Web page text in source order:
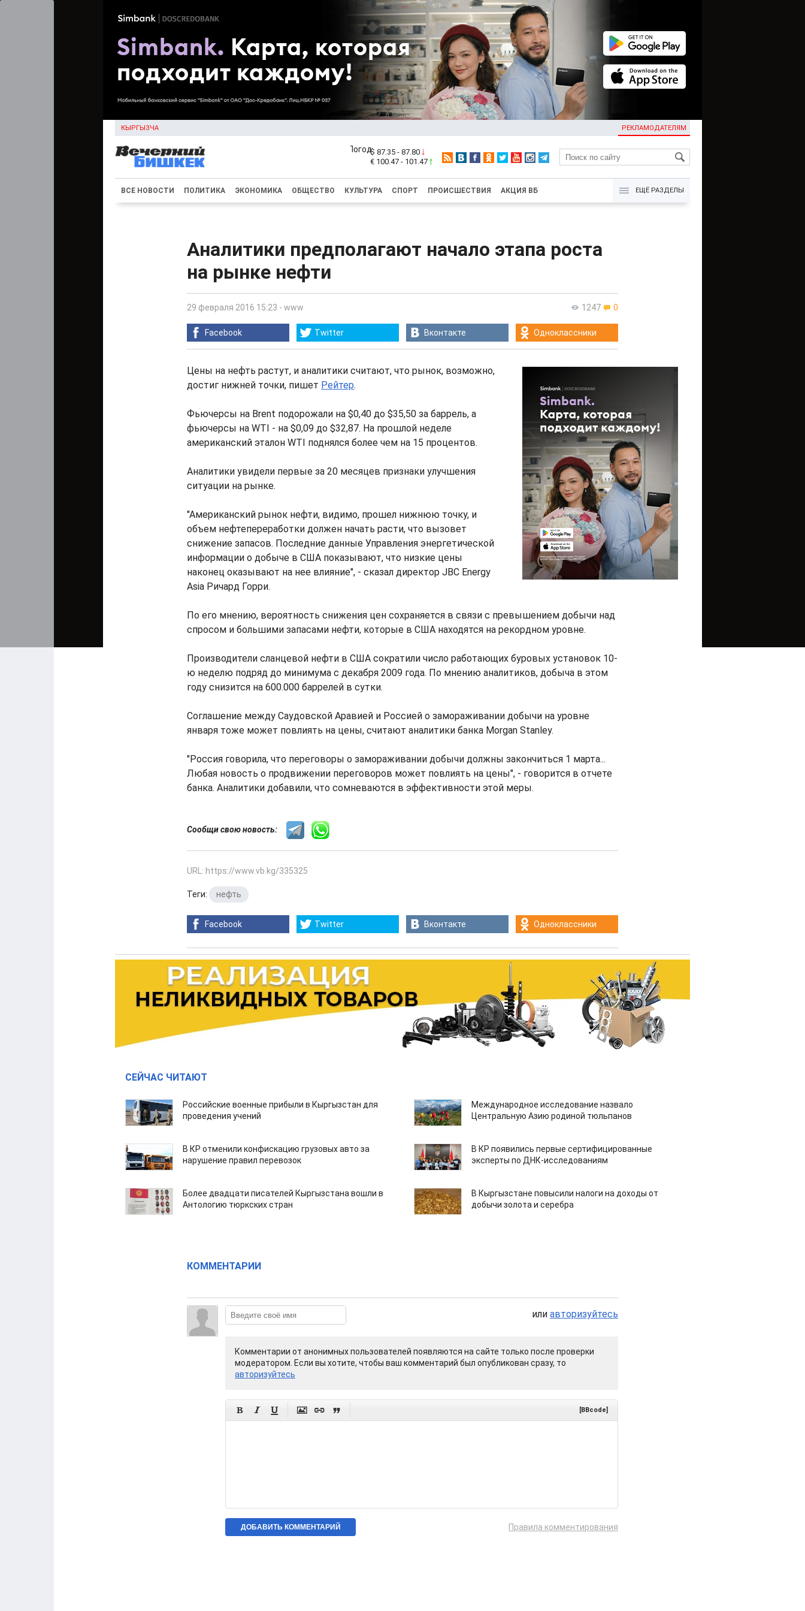
КЫРГЫЗЧА РЕКЛАМОДАТЕЛЯМ
KG
$ 87.35 - 87.80
€ 100.47 - 101.47
ВСЕ НОВОСТИ ПОЛИТИКА ЭКОНОМИКА ОБЩЕСТВО КУЛЬТУРА СПОРТ ПРОИСШЕСТВИЯ АКЦИЯ ВБ ЕЩЁ РАЗДЕЛЫ
Аналитики предполагают начало этапа роста
на рынке нефти
1247 0
29 февраля 2016 15:23 - www
Facebook Twitter Вконтакте Одноклассники
Цены на нефть растут, и аналитики считают, что рынок, возможно,
достиг нижней точки, пишет Рейтер.
Фьючерсы на Brent подорожали на $0,40 до $35,50 за баррель, а
фьючерсы на WTI - на $0,09 до $32,87. На прошлой неделе
американский эталон WTI поднялся более чем на 15 процентов.
Аналитики увидели первые за 20 месяцев признаки улучшения
ситуации на рынке.
"Американский рынок нефти, видимо, прошел нижнюю точку, и
объем нефтепереработки должен начать расти, что вызовет
снижение запасов. Последние данные Управления энергетической
информации о добыче в США показывают, что низкие цены
наконец оказывают на нее влияние", - сказал директор JBC Energy
Asia Ричард Горри.
По его мнению, вероятность снижения цен сохраняется в связи с превышением добычи над
спросом и большими запасами нефти, которые в США находятся на рекордном уровне.
Производители сланцевой нефти в США сократили число работающих буровых установок 10-
ю неделю подряд до минимума с декабря 2009 года. По мнению аналитиков, добыча в этом
году снизится на 600.000 баррелей в сутки.
Соглашение между Саудовской Аравией и Россией о замораживании добычи на уровне
января тоже может повлиять на цены, считают аналитики банка Morgan Stanley.
"Россия говорила, что переговоры о замораживании добычи должны закончиться 1 марта...
Любая новость о продвижении переговоров может повлиять на цены", - говорится в отчете
банка. Аналитики добавили, что сомневаются в эффективности этой меры.
Сообщи свою новость:
URL: https://www.vb.kg/335325
Теги: нефть
Facebook Twitter Вконтакте Одноклассники
СЕЙЧАС ЧИТАЮТ
Российские военные прибыли в Кыргызстан для
проведения учений
Международное исследование назвало
Центральную Азию родиной тюльпанов
В КР отменили конфискацию грузовых авто за
нарушение правил перевозок
В КР появились первые сертифицированные
эксперты по ДНК-исследованиям
Более двадцати писателей Кыргызстана вошли в
Антологию тюркских стран
В Кыргызстане повысили налоги на доходы от
добычи золота и серебра
КОММЕНТАРИИ
или авторизуйтесь
Комментарии от анонимных пользователей появляются на сайте только после проверки
модератором. Если вы хотите, чтобы ваш комментарий был опубликован сразу, то
авторизуйтесь
      [BBcode]
Правила комментирования